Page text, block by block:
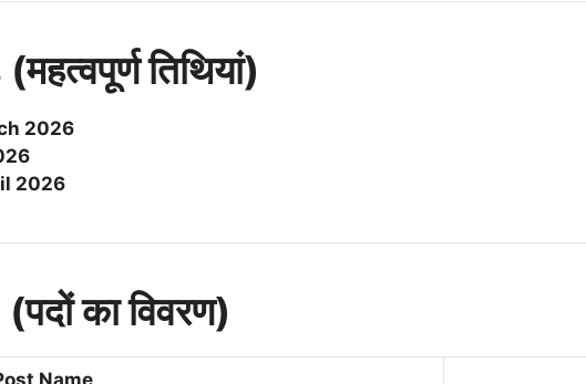
तिथियां)
2026
2026
का विवरण)